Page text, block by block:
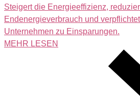
Steigert die Energieeffizienz,
Endenergieverbrauch und
Unternehmen zu Einsparungen.
MEHR LESEN